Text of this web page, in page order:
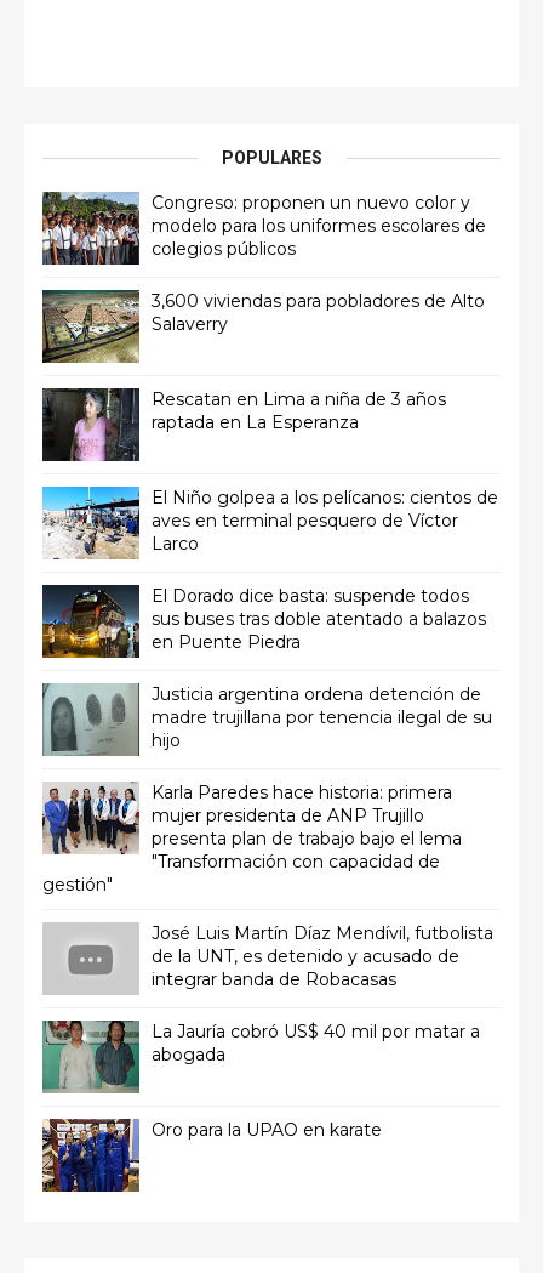
POPULARES
Congreso: proponen un nuevo color y
modelo para los uniformes escolares de
colegios públicos
3,600 viviendas para pobladores de Alto
Salaverry
Rescatan en Lima a niña de 3 años
raptada en La Esperanza
El Niño golpea a los pelícanos: cientos de
aves en terminal pesquero de Víctor
Larco
El Dorado dice basta: suspende todos
sus buses tras doble atentado a balazos
en Puente Piedra
Justicia argentina ordena detención de
madre trujillana por tenencia ilegal de su
hijo
Karla Paredes hace historia: primera
mujer presidenta de ANP Trujillo
presenta plan de trabajo bajo el lema
"Transformación con capacidad de
gestión"
José Luis Martín Díaz Mendívil, futbolista
de la UNT, es detenido y acusado de
integrar banda de Robacasas
La Jauría cobró US$ 40 mil por matar a
abogada
Oro para la UPAO en karate